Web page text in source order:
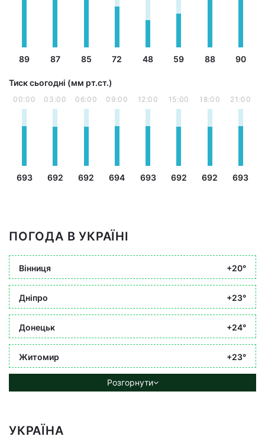
89 87 85 72 48 59 88 90
Тиск сьогодні (мм рт.ст.)
00:00
693
03:00
692
06:00
692
09:00
694
12:00
693
15:00
692
18:00
692
21:00
693
ПОГОДА В УКРАЇНІ
Вінниця +20°
Дніпро +23°
Донецьк +24°
Житомир +23°
Розгорнути
УКРАЇНА